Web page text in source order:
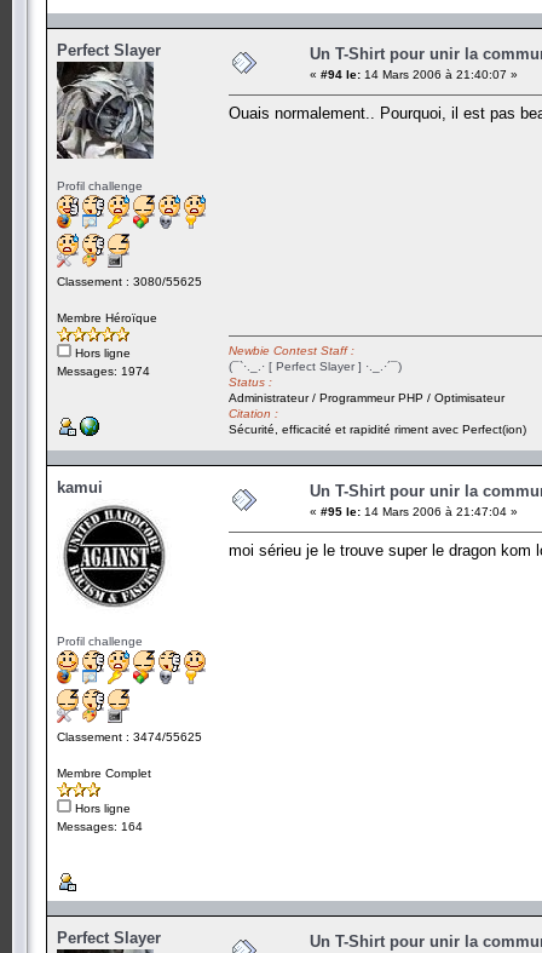
Perfect Slayer
Profil challenge
Classement : 3080/55625
Membre Héroïque
Hors ligne
Messages: 1974
Un T-Shirt pour unir la
« #94 le: 14 Mars 2006 à 21:40:07 »
Ouais normalement.. Pourquoi, il est pas
Newbie Contest Staff :
(¯`·._.· [ Perfect Slayer ] ·._.·´¯)
Status :
Administrateur / Programmeur PHP / Optimisateur
Citation :
Sécurité, efficacité et rapidité riment avec Perfect(ion)
kamui
Profil challenge
Classement : 3474/55625
Membre Complet
Hors ligne
Messages: 164
Un T-Shirt pour unir la
« #95 le: 14 Mars 2006 à 21:47:04 »
moi sérieu je le trouve super le dragon kom
Perfect Slayer Un T-Shirt pour unir la